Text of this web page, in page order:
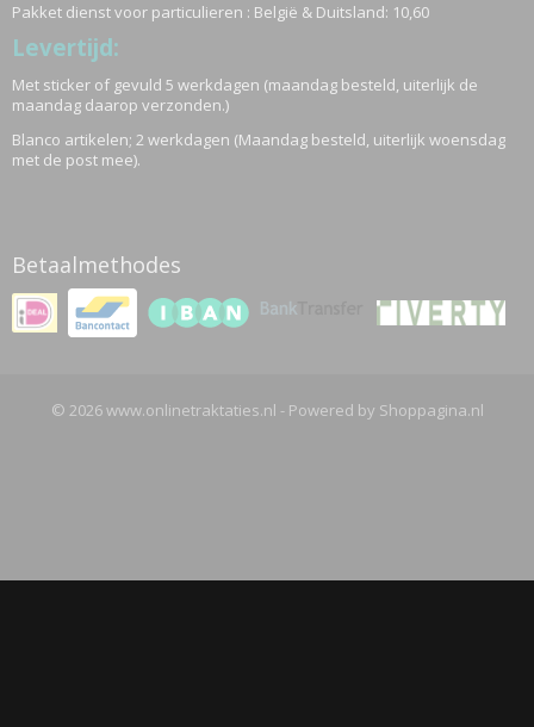
Pakket dienst voor particulieren : België & Duitsland: 10,60
Levertijd:
Met sticker of gevuld 5 werkdagen (maandag besteld, uiterlijk de
maandag daarop verzonden.)
Blanco artikelen; 2 werkdagen (Maandag besteld, uiterlijk woensdag
met de post mee).
Betaalmethodes
© 2026 www.onlinetraktaties.nl - Powered by Shoppagina.nl